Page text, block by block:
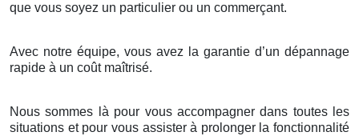
que vous soyez un particulier ou un commerçant.
Avec notre équipe, vous avez la garantie d’un dépannage
rapide à un coût maîtrisé.
Nous sommes là pour vous accompagner dans toutes les
situations et pour vous assister à prolonger la fonctionnalité